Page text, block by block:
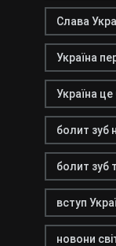
Слава
Україна
Україна
болит зуб
болит зуб
вступ
новони